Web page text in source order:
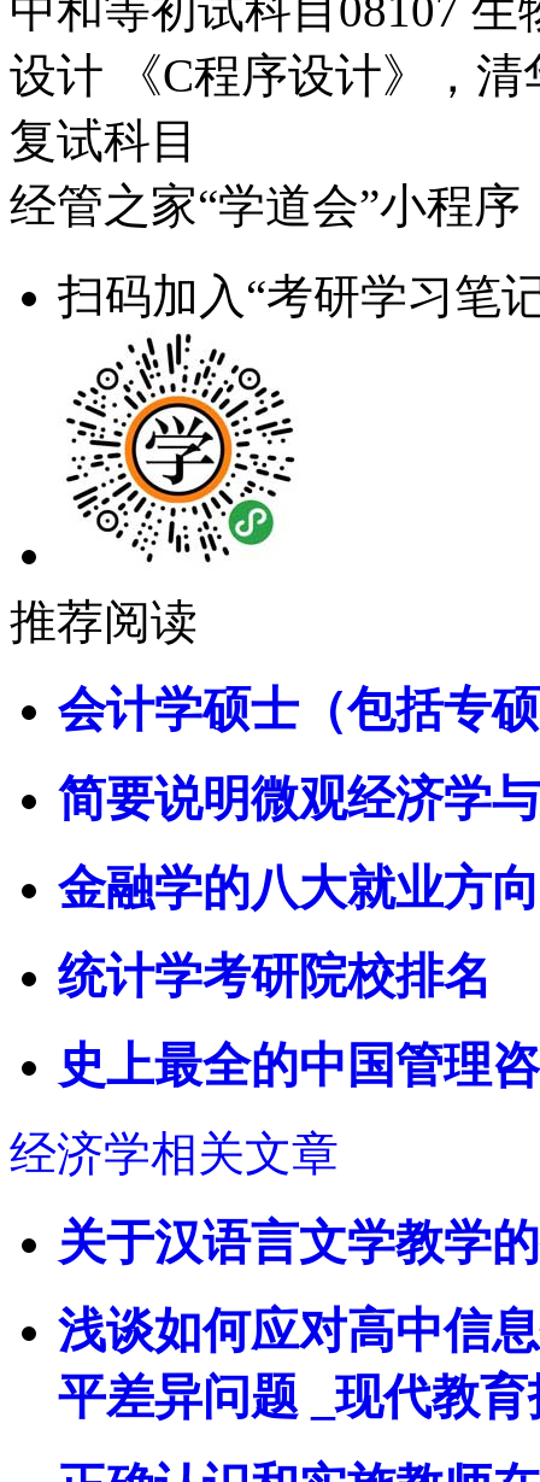
设计 《C程序设计》，
复试科目
经管之家“学道会”小程序
扫码加入“考研学习笔
推荐阅读
会计学硕士（包括专
简要说明微观经济学
金融学的八大就业方
统计学考研院校排名
史上最全的中国管理
经济学相关文章
关于汉语言文学教学
浅谈如何应对高中信
平差异问题 _现代教